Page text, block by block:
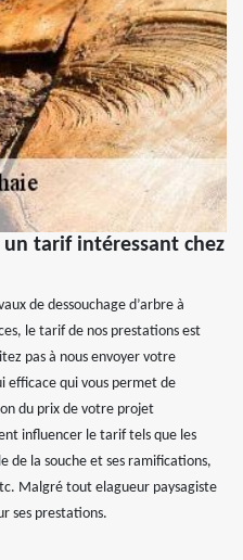
un tarif intéressant chez
de dessouchage d’arbre à
le tarif de nos prestations est
pas à nous envoyer votre
efficace qui vous permet de
du prix de votre projet
influencer le tarif tels que les
de la souche et ses ramifications,
Malgré tout elagueur paysagiste
ses prestations.